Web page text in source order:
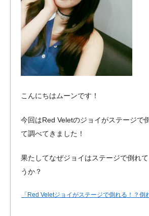
こんにちはムーンです！
今回はRed Veletのジョイがステージで
て調べてきました！
果たしてなぜジョイはステージで倒れ
うか？
「Red Veletジョイがステージで倒れる！？倒